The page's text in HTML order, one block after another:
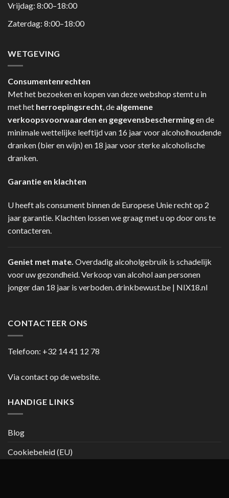
Vrijdag: 8:00–18:00
Zaterdag: 8:00–18:00
WETGEVING
Consumentenrechten
Met het bezoeken en kopen van deze webshop stemt u in
met het herroepingsrecht, de algemene
verkoopsvoorwaarden en gegevensbeschermingen de
minimale wettelijke leeftijd van 16 jaar voor alcoholhoudende
dranken (bier en wijn) en 18 jaar voor sterke alcoholische
dranken.
Garantie en klachten
U heeft als consument binnen de Europese Unie recht op 2
jaar garantie. Klachten lossen we graag met u op door ons te
contacteren.
Geniet met mate. Overdadig alcoholgebruik is schadelijk
voor uw gezondheid. Verkoop van alcohol aan personen
jonger dan 18 jaar is verboden.drinkbewust.be | NIX18.nl
CONTACTEER ONS
Telefoon: +32 14 41 12 78
Via contact op de website.
HANDIGE LINKS
Blog
Cookiebeleid (EU)